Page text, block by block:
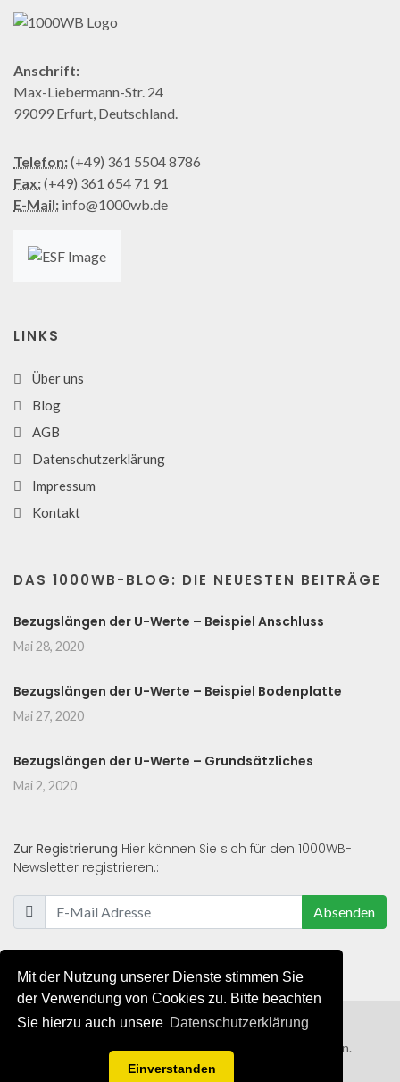
Mit der Nutzung unserer Dienste stimmen Sie
der Verwendung von Cookies zu. Bitte beachten
Sie hierzu auch unsere Datenschutzerklärung
Einverstanden
Anschrift:
Max-Liebermann-Str. 24
99099 Erfurt, Deutschland.
Telefon:(+49) 361 5504 8786
Fax:(+49) 361 654 71 91
E-Mail: info@1000wb.de
LINKS
Über uns
Blog
AGB
Datenschutzerklärung
Impressum
Kontakt
DAS 1000WB-BLOG: DIE NEUESTEN BEITRÄGE
Bezugslängen der U-Werte – Beispiel Anschluss
Mai 28, 2020
Bezugslängen der U-Werte – Beispiel Bodenplatte
Mai 27, 2020
Bezugslängen der U-Werte – Grundsätzliches
Mai 2, 2020
Zur Registrierung Hier können Sie sich für den 1000WB-
Newsletter registrieren.:
Absenden
© 2019 - 2021 - Alle Rechte von 1000WB vorbehalten.
AGB/Datenschutzerklärung